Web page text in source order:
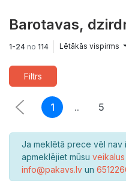
Barotavas,
1-24 no 114 Lētākās vispirms
Filtrs
1 .. 5
Ja meklētā prece vēl nav
apmeklējiet mūsu
info@pakavs.lv un